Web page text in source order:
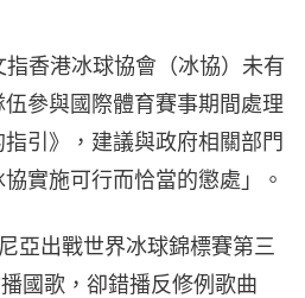
香港冰球協會（冰協）未有
參與國際體育賽事期間處理
引》，建議與政府相關部門
實施可行而恰當的懲處」。
亞出戰世界冰球錦標賽第三
國歌，卻錯播反修例歌曲